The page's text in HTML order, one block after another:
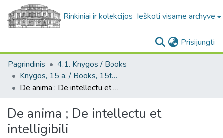
Rinkiniai ir kolekcijos Ieškoti visame archyve
Prisijungti
Pagrindinis
4.1. Knygos / Books
Knygos, 15 a. / Books, 15th century
De anima ; De intellectu et intelligibili
De anima ; De intellectu et
intelligibili